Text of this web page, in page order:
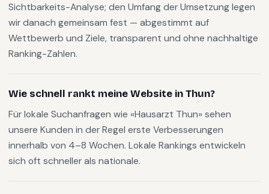
Sichtbarkeits-Analyse; den Umfang der Umsetzung legen
wir danach gemeinsam fest — abgestimmt auf
Wettbewerb und Ziele, transparent und ohne nachhaltige
Ranking-Zahlen.
Wie schnell rankt meine Website in Thun?
Für lokale Suchanfragen wie «Hausarzt Thun» sehen
unsere Kunden in der Regel erste Verbesserungen
innerhalb von 4–8 Wochen. Lokale Rankings entwickeln
sich oft schneller als nationale.